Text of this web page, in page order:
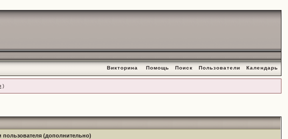
Викторина Помощь Поиск Пользователи Календарь
)
(дополнительно)